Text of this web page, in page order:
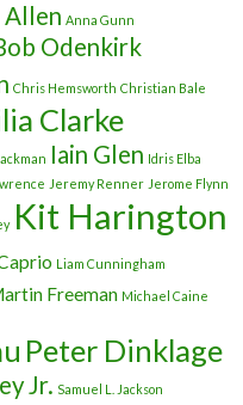
Anna Gunn
Odenkirk
Chris Hemsworth Christian Bale
Clarke
Iain Glen Idris Elba
Jeremy Renner Jerome Flynn
Kit Harington
Liam Cunningham
Freeman Michael Caine
Peter Dinklage
Jr. Samuel L. Jackson